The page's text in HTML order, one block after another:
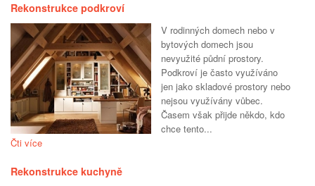
Rekonstrukce podkroví
V rodinných domech nebo v
bytových domech jsou
nevyužité půdní prostory.
Podkroví je často využíváno
jen jako skladové prostory nebo
nejsou využívány vůbec.
Časem však přijde někdo, kdo
chce tento...
Čti více
Rekonstrukce kuchyně